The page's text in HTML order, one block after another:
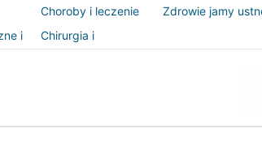
Choroby i leczenie Zdrowie jamy
i
Chirurgia i